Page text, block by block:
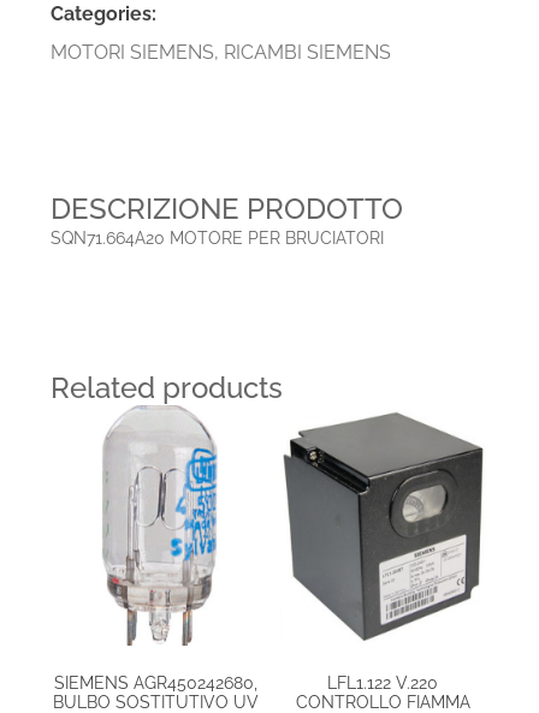
Categories:
MOTORI SIEMENS, RICAMBI SIEMENS
DESCRIZIONE PRODOTTO
SQN71.664A20 MOTORE PER BRUCIATORI
Related products
SIEMENS AGR450242680,
BULBO SOSTITUTIVO UV
LFL1.122 V.220
CONTROLLO FIAMMA